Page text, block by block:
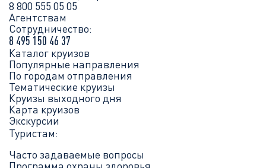
8 800 555 05 05
Агентствам
Сотрудничество:
8 495 150 46 37
Каталог круизов
Популярные направления
По городам отправления
Тематические круизы
Круизы выходного дня
Карта круизов
Экскурсии
Туристам:
Часто задаваемые вопросы